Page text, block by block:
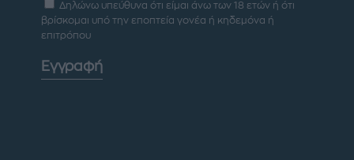
Δηλώνω υπεύθυνα ότι είμαι άνω των 18 ετών ή ότι
βρίσκομαι υπό την εποπτεία γονέα ή κηδεμόνα ή
επιτρόπου
Εγγραφή